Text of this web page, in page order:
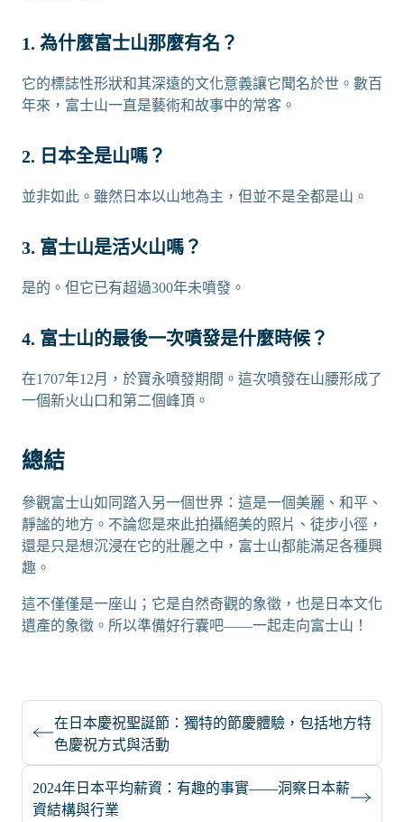
1. 為什麼富士山那麼有名？
它的標誌性形狀和其深遠的文化意義讓它聞名於世。數百
年來，富士山一直是藝術和故事中的常客。
2. 日本全是山嗎？
並非如此。雖然日本以山地為主，但並不是全都是山。
3. 富士山是活火山嗎？
是的。但它已有超過300年未噴發。
4. 富士山的最後一次噴發是什麼時候？
在1707年12月，於寶永噴發期間。這次噴發在山腰形成了
一個新火山口和第二個峰頂。
總結
參觀富士山如同踏入另一個世界：這是一個美麗、和平、
靜謐的地方。不論您是來此拍攝絕美的照片、徒步小徑，
還是只是想沉浸在它的壯麗之中，富士山都能滿足各種興
趣。
這不僅僅是一座山；它是自然奇觀的象徵，也是日本文化
遺產的象徵。所以準備好行囊吧——一起走向富士山！
在日本慶祝聖誕節：獨特的節慶體驗，包括地方特
色慶祝方式與活動
2024年日本平均薪資：有趣的事實——洞察日本薪
資結構與行業